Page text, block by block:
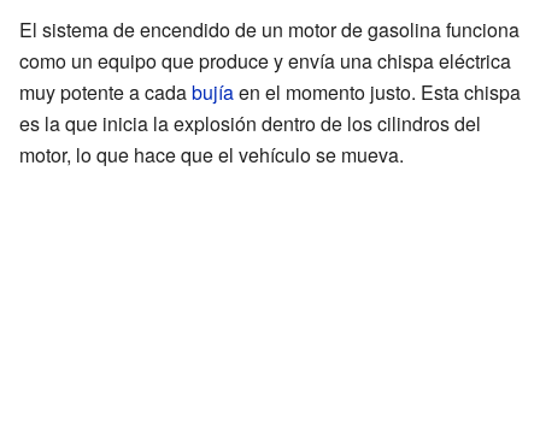
El sistema de encendido de un motor de gasolina funciona
como un equipo que produce y envía una chispa eléctrica
muy potente a cadabujíaen el momento justo. Esta chispa
es la que inicia la explosión dentro de los cilindros del
motor, lo que hace que el vehículo se mueva.